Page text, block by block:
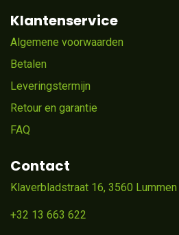
Klantenservice
Algemene voorwaarden
Betalen
Leveringstermijn
Retour en garantie
FAQ
Contact
Klaverbladstraat 16, 3560 Lummen
+32 13 663 622